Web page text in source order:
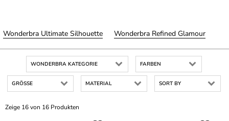
Wonderbra Ultimate Silhouette Wonderbra Refined Glamour
WONDERBRA KATEGORIE FARBEN
GRÖSSE MATERIAL SORT BY
Zeige 16 von 16 Produkten